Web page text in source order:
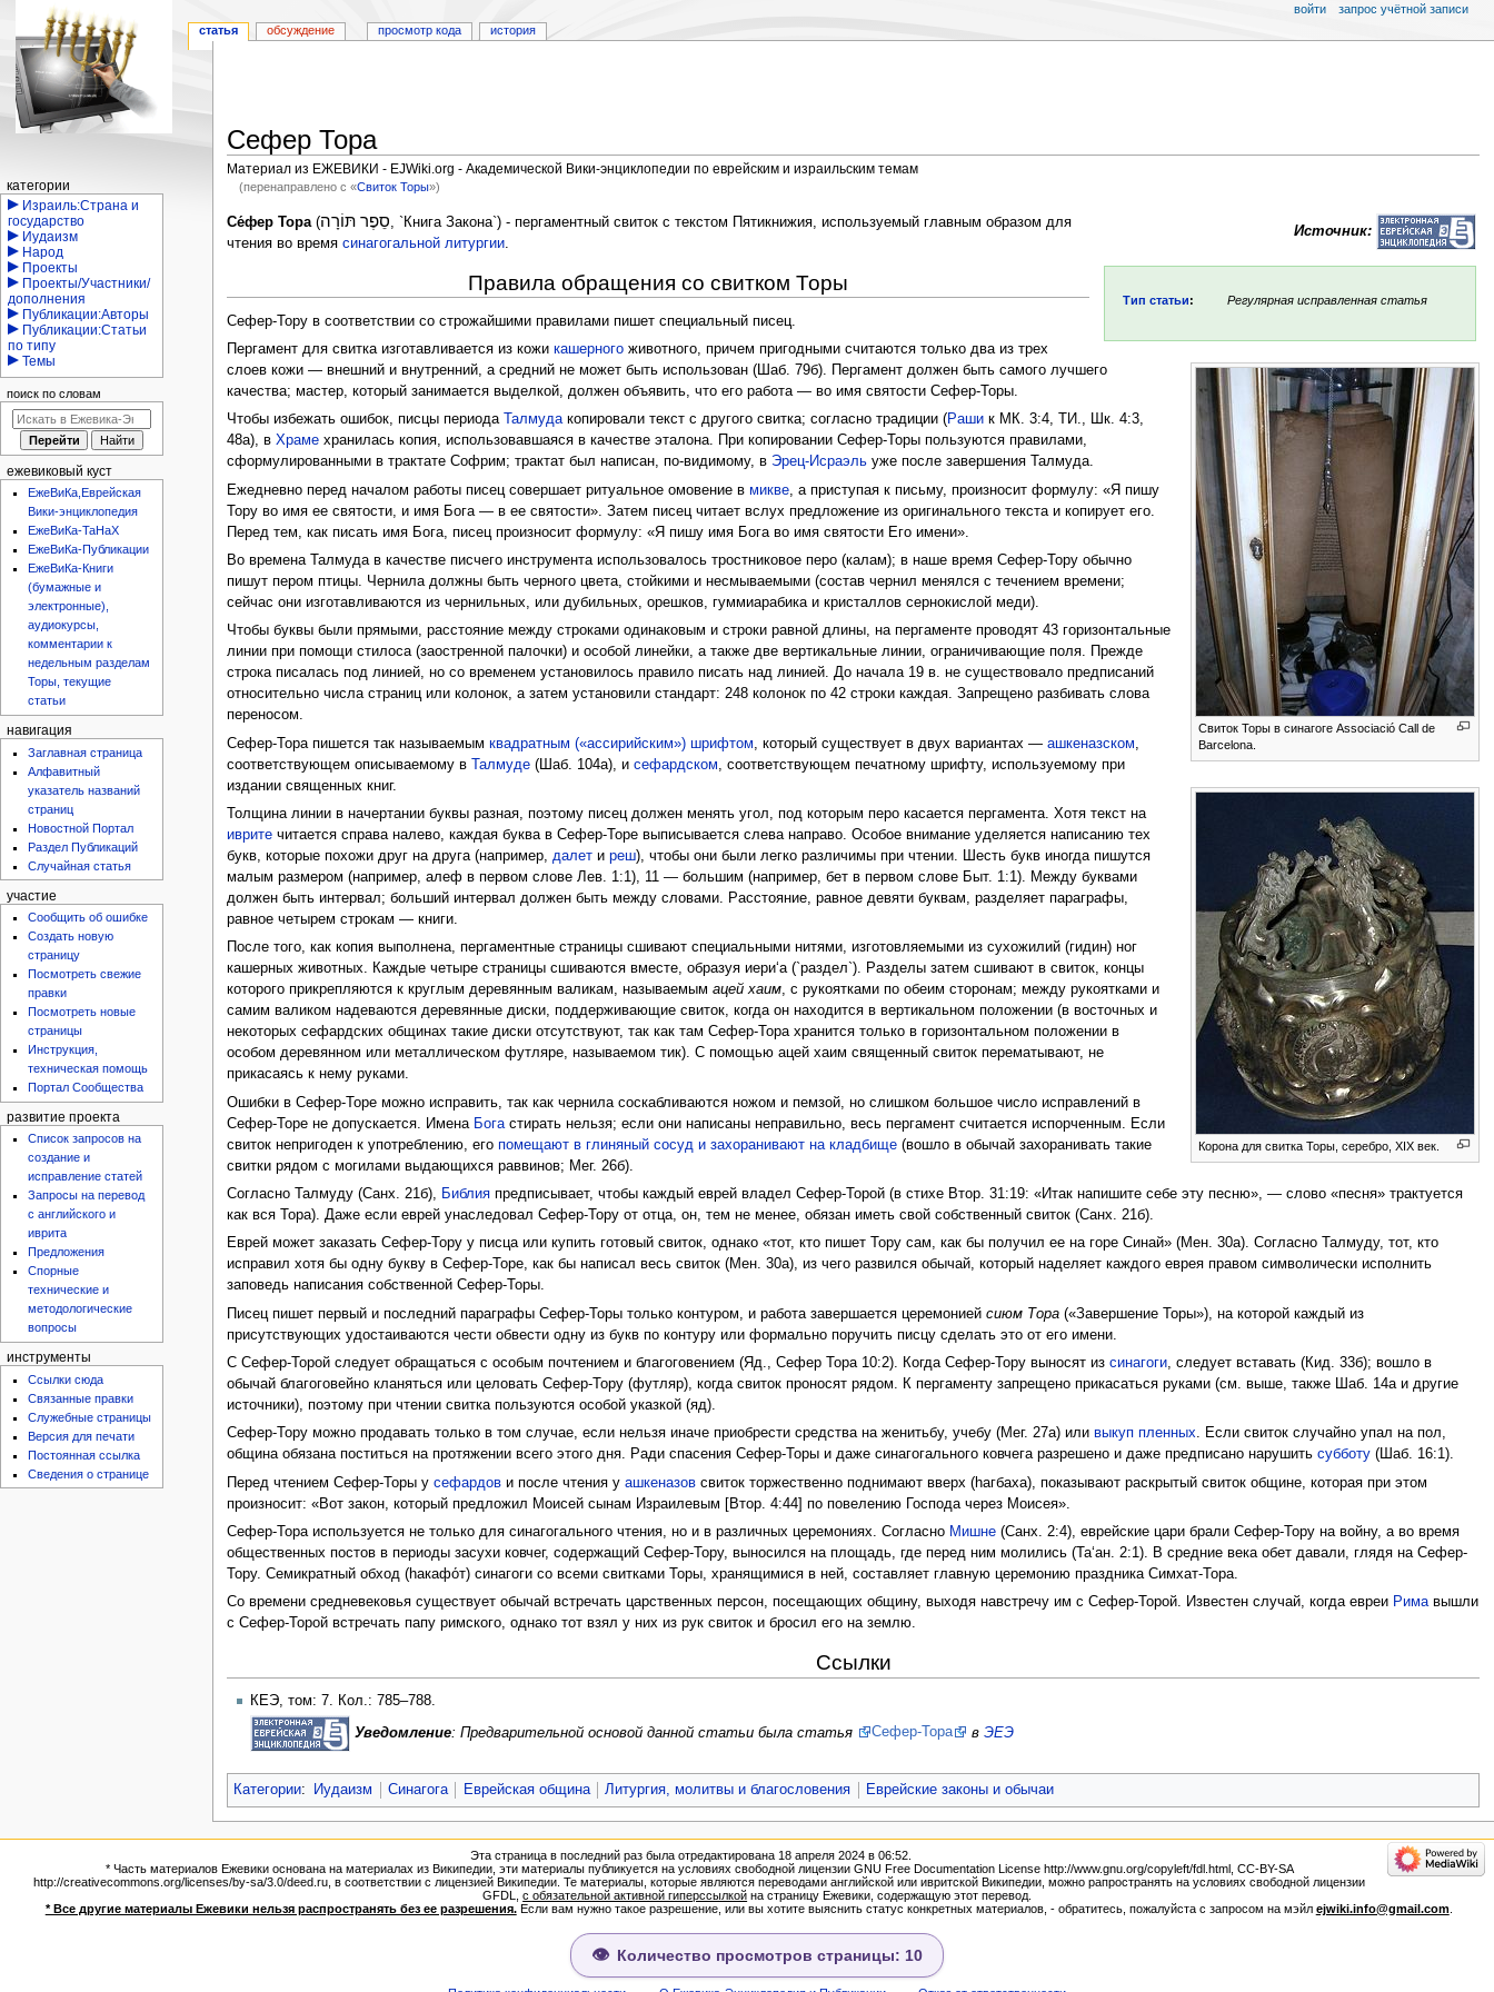
Сефер Тора
Материал из ЕЖЕВИКИ - EJWiki.org - Академической Вики-энциклопедии по еврейским и израильским темам
(перенаправлено с «Свиток Торы»)
Перейти
к
Перейти
к
Источник:
Тип статьи: Регулярная исправленная статья
Свиток Торы в синагоге Associació Call de
Barcelona.
Корона для свитка Торы, серебро, XIX век.
Се́фер Тора(סֵפֶר תּוֹרָה, `Книга Закона`) - пергаментный свиток с текстом Пятикнижия, используемый главным образом для
чтения во времясинагогальной литургии.
Правила обращения со свитком Торы
Сефер-Тору в соответствии со строжайшими правилами пишет специальный писец.
Пергамент для свитка изготавливается из кожикашерного животного, причем пригодными считаются только два из трех
слоев кожи — внешний и внутренний, а средний не может быть использован (Шаб. 79б). Пергамент должен быть самого лучшего
качества; мастер, который занимается выделкой, должен объявить, что его работа — во имя святости Сефер-Торы.
Чтобы избежать ошибок, писцы периода
Талмудакопировали текст с другого свитка; согласно традиции (Раши к МК. 3:4, ТИ., Шк. 4:3,
48а), вХраме хранилась копия, использовавшаяся в качестве эталона. При копировании Сефер-Торы пользуются правилами,
сформулированными в трактате Софрим; трактат был написан, по-видимому, в Эрец-Исраэль уже после завершения Талмуда.
Ежедневно перед началом работы писец совершает ритуальное омовение вмикве , а приступая к письму, произносит формулу: «Я пишу
Тору во имя ее святости, и имя Бога — в ее святости». Затем писец читает вслух предложение из оригинального текста и копирует его.
Перед тем, как писать имя Бога, писец произносит формулу: «Я пишу имя Бога во имя святости Его имени».
Во времена Талмуда в качестве писчего инструмента использовалось тростниковое перо (калам); в наше время Сефер-Тору обычно
пишут пером птицы. Чернила должны быть черного цвета, стойкими и несмываемыми (состав чернил менялся с течением времени;
сейчас они изготавливаются из чернильных, или дубильных, орешков, гуммиарабика и кристаллов сернокислой меди).
Чтобы буквы были прямыми, расстояние между строками одинаковым и строки равной длины, на пергаменте проводят 43 горизонтальные
линии при помощи стилоса (заостренной палочки) и особой линейки, а также две вертикальные линии, ограничивающие поля. Прежде
строка писалась под линией, но со временем установилось правило писать над линией. До начала 19 в. не существовало предписаний
относительно числа страниц или колонок, а затем установили стандарт: 248 колонок по 42 строки каждая. Запрещено разбивать слова
переносом.
Сефер-Тора пишется так называемымквадратным («ассирийским») шрифтом , который существует в двух вариантах —ашкеназском
соответствующем описываемому вТалмуде (Шаб. 104а), исефардском , соответствующем печатному шрифту, используемому при
издании священных книг.
Толщина линии в начертании буквы разная, поэтому писец должен менять угол, под которым перо касается пергамента. Хотя текст на
иврите читается справа налево, каждая буква в Сефер-Торе выписывается слева направо. Особое внимание уделяется написанию тех
букв, которые похожи друг на друга (например,далет иреш), чтобы они были легко различимы при чтении. Шесть букв иногда пишутся
малым размером (например, алеф в первом слове Лев. 1:1), 11 — большим (например, бет в первом слове Быт. 1:1). Между буквами
должен быть интервал; больший интервал должен быть между словами. Расстояние, равное девяти буквам, разделяет параграфы,
равное четырем строкам — книги.
После того, как копия выполнена, пергаментные страницы сшивают специальными нитями, изготовляемыми из сухожилий (гидин) ног
кашерных животных. Каждые четыре страницы сшиваются вместе, образуя иери‘а (`раздел`). Разделы затем сшивают в свиток, концы
которого прикрепляются к круглым деревянным валикам, называемымацей хаим, с рукоятками по обеим сторонам; между рукоятками и
самим валиком надеваются деревянные диски, поддерживающие свиток, когда он находится в вертикальном положении (в восточных и
некоторых сефардских общинах такие диски отсутствуют, так как там Сефер-Тора хранится только в горизонтальном положении в
особом деревянном или металлическом футляре, называемом тик). С помощью ацей хаим священный свиток перематывают, не
прикасаясь к нему руками.
Ошибки в Сефер-Торе можно исправить, так как чернила соскабливаются ножом и пемзой, но слишком большое число исправлений в
Сефер-Торе не допускается. Имена Бога стирать нельзя; если они написаны неправильно, весь пергамент считается испорченным. Если
свиток непригоден к употреблению, егопомещают в глиняный сосуд и захоранивают на кладбище (вошло в обычай захоранивать такие
свитки рядом с могилами выдающихся раввинов; Мег. 26б).
Согласно Талмуду (Санх. 21б), Библия предписывает, чтобы каждый еврей владел Сефер-Торой (в стихе Втор. 31:19: «Итак напишите себе эту песню», — слово «песня» трактуется
как вся Тора). Даже если еврей унаследовал Сефер-Тору от отца, он, тем не менее, обязан иметь свой собственный свиток (Санх. 21б).
Еврей может заказать Сефер-Тору у писца или купить готовый свиток, однако «тот, кто пишет Тору сам, как бы получил ее на горе Синай» (Мен. 30а). Согласно Талмуду, тот, кто
исправил хотя бы одну букву в Сефер-Торе, как бы написал весь свиток (Мен. 30а), из чего развился обычай, который наделяет каждого еврея правом символически исполнить
заповедь написания собственной Сефер-Торы.
Писец пишет первый и последний параграфы Сефер-Торы только контуром, и работа завершается церемониейсиюм Тора («Завершение Торы»), на которой каждый из
присутствующих удостаиваются чести обвести одну из букв по контуру или формально поручить писцу сделать это от его имени.
С Сефер-Торой следует обращаться с особым почтением и благоговением (Яд., Сефер Тора 10:2). Когда Сефер-Тору выносят изсинагоги, следует вставать (Кид. 33б); вошло в
обычай благоговейно кланяться или целовать Сефер-Тору (футляр), когда свиток проносят рядом. К пергаменту запрещено прикасаться руками (см. выше, также Шаб. 14а и другие
источники), поэтому при чтении свитка пользуются особой указкой (яд).
Сефер-Тору можно продавать только в том случае, если нельзя иначе приобрести средства на женитьбу, учебу (Мег. 27а) иливыкуп пленных. Если свиток случайно упал на пол,
община обязана поститься на протяжении всего этого дня. Ради спасения Сефер-Торы и даже синагогального ковчега разрешено и даже предписано нарушитьсубботу (Шаб. 16:1).
Перед чтением Сефер-Торы усефардов и после чтения уашкеназов свиток торжественно поднимают вверх (hагбаха), показывают раскрытый свиток общине, которая при этом
произносит: «Вот закон, который предложил Моисей сынам Израилевым [Втор. 4:44] по повелению Господа через Моисея».
Сефер-Тора используется не только для синагогального чтения, но и в различных церемониях. Согласно Мишне (Санх. 2:4), еврейские цари брали Сефер-Тору на войну, а во время
общественных постов в периоды засухи ковчег, содержащий Сефер-Тору, выносился на площадь, где перед ним молились (Та‘ан. 2:1). В средние века обет давали, глядя на Сефер-
Тору. Семикратный обход (hакафо́т) синагоги со всеми свитками Торы, хранящимися в ней, составляет главную церемонию праздника Симхат-Тора.
Со времени средневековья существует обычай встречать царственных персон, посещающих общину, выходя навстречу им с Сефер-Торой. Известен случай, когда евреи Римавышли
с Сефер-Торой встречать папу римского, однако тот взял у них из рук свиток и бросил его на землю.
Ссылки
КЕЭ, том: 7. Кол.: 785–788.
Уведомление: Предварительной основой данной статьи была статья Сефер-Тора в ЭЕЭ
Категории: Иудаизм Синагога Еврейская община Литургия, молитвы и благословения Еврейские законы и обычаи
Навигация
статья обсуждение просмотр кода история
войти запрос учётной записи
категории
Израиль:Страна и
государство
Иудаизм
Народ
Проекты
Проекты/Участники/
дополнения
Публикации:Авторы
Публикации:Статьи
по типу
Темы
поиск по словам
ежевиковый куст
ЕжеВиКа,Еврейская
Вики-энциклопедия
ЕжеВиКа-ТаНаХ
ЕжеВиКа-Публикации
ЕжеВиКа-Книги
(бумажные и
электронные),
аудиокурсы,
комментарии к
недельным разделам
Торы, текущие
статьи
навигация
Заглавная страница
Алфавитный
указатель названий
страниц
Новостной Портал
Раздел Публикаций
Случайная статья
участие
Сообщить об ошибке
Создать новую
страницу
Посмотреть свежие
правки
Посмотреть новые
страницы
Инструкция,
техническая помощь
Портал Сообщества
развитие проекта
Список запросов на
создание и
исправление статей
Запросы на перевод
с английского и
иврита
Предложения
Спорные
технические и
методологические
вопросы
инструменты
Ссылки сюда
Связанные правки
Служебные страницы
Версия для печати
Постоянная ссылка
Сведения о странице
Эта страница в последний раз была отредактирована 18 апреля 2024 в 06:52.
* Часть материалов Ежевики основана на материалах из Википедии, эти материалы публикуется на условиях свободной лицензии GNU Free Documentation License http://www.gnu.org/copyleft/fdl.html, CC-BY-SA
http://creativecommons.org/licenses/by-sa/3.0/deed.ru, в соответствии с лицензией Википедии. Те материалы, которые являются переводами английской или ивритской Википедии, можно рапространять на условиях свободной лицензии
GFDL,с обязательной активной гиперссылкой на страницу Ежевики, содержащую этот перевод.
* Все другие материалы Ежевики нельзя распространять без ее разрешения.Если вам нужно такое разрешение, или вы хотите выяснить статус конкретных материалов, - обратитесь, пожалуйста с запросом на мэйл ejwiki.info@gmail.com.
Количество просмотров страницы: 10